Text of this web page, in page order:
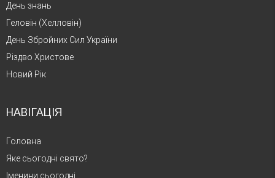
День знань
Геловін (Хелловін)
День Збройних Сил України
Різдво Христове
Новий Рік
НАВІГАЦІЯ
Головна
Яке сьогодні свято?
Іменини сьогодні